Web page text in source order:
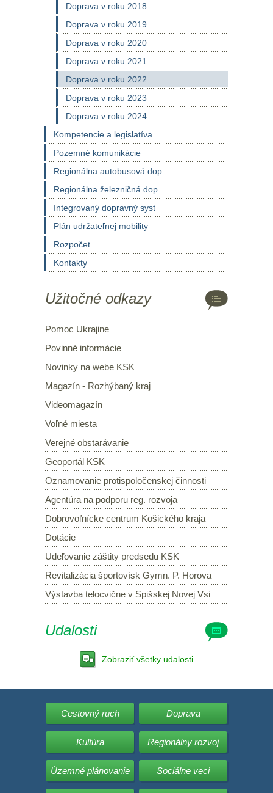
Doprava v roku 2018
Doprava v roku 2019
Doprava v roku 2020
Doprava v roku 2021
Doprava v roku 2022
Doprava v roku 2023
Doprava v roku 2024
Kompetencie a legislatíva
Pozemné komunikácie
Regionálna autobusová dop
Regionálna železničná dop
Integrovaný dopravný syst
Plán udržateľnej mobility
Rozpočet
Kontakty
Užitočné odkazy
Pomoc Ukrajine
Povinné informácie
Novinky na webe KSK
Magazín - Rozhýbaný kraj
Videomagazín
Voľné miesta
Verejné obstarávanie
Geoportál KSK
Oznamovanie protispoločenskej činnosti
Agentúra na podporu reg. rozvoja
Dobrovoľnícke centrum Košického kraja
Dotácie
Udeľovanie záštity predsedu KSK
Revitalizácia športovísk Gymn. P. Horova
Výstavba telocvične v Spišskej Novej Vsi
Udalosti
Zobraziť všetky udalosti
Cestovný ruch Doprava
Kultúra Regionálny rozvoj
Územné plánovanie Sociálne veci